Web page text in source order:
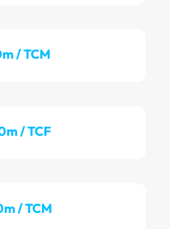
/ TCM
/ TCF
/ TCM